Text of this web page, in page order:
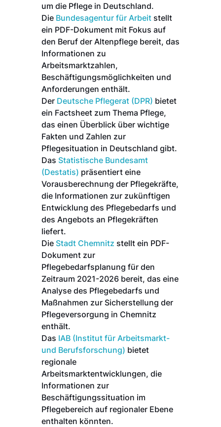
um die Pflege in Deutschland.
Die Bundesagentur für Arbeit stellt
ein PDF-Dokument mit Fokus auf
den Beruf der Altenpflege bereit, das
Informationen zu
Arbeitsmarktzahlen,
Beschäftigungsmöglichkeiten und
Anforderungen enthält.
Der Deutsche Pflegerat (DPR) bietet
ein Factsheet zum Thema Pflege,
das einen Überblick über wichtige
Fakten und Zahlen zur
Pflegesituation in Deutschland gibt.
Das Statistische Bundesamt
(Destatis) präsentiert eine
Vorausberechnung der Pflegekräfte,
die Informationen zur zukünftigen
Entwicklung des Pflegebedarfs und
des Angebots an Pflegekräften
liefert.
Die Stadt Chemnitz stellt ein PDF-
Dokument zur
Pflegebedarfsplanung für den
Zeitraum 2021-2026 bereit, das eine
Analyse des Pflegebedarfs und
Maßnahmen zur Sicherstellung der
Pflegeversorgung in Chemnitz
enthält.
Das IAB (Institut für Arbeitsmarkt-
und Berufsforschung) bietet
regionale
Arbeitsmarktentwicklungen, die
Informationen zur
Beschäftigungssituation im
Pflegebereich auf regionaler Ebene
enthalten könnten.